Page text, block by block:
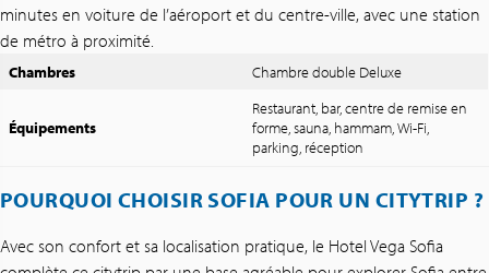
minutes en voiture de l’aéroport et du centre-ville, avec une station
de métro à proximité.
Chambres Chambre double Deluxe
Équipements
Restaurant, bar, centre de remise en
forme, sauna, hammam, Wi-Fi,
parking, réception
POURQUOI CHOISIR SOFIA POUR UN CITYTRIP ?
Avec son confort et sa localisation pratique, le Hotel Vega Sofia